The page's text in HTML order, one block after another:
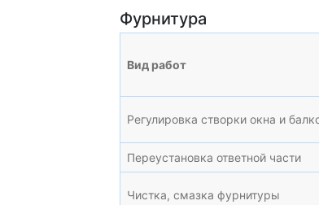
Фурнитура
Вид работ
Регулировка створки окна и
Переустановка ответной части
Чистка, смазка фурнитуры